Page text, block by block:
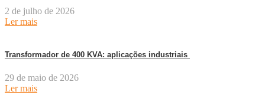
2 de julho de 2026
Ler mais
Transformador de 400 KVA: aplicações industriais
29 de maio de 2026
Ler mais